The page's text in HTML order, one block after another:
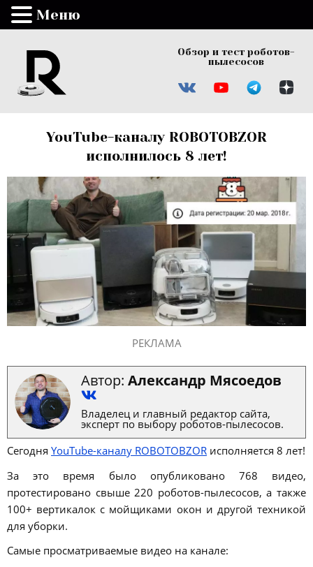
Обзор и тест роботов-
пылесосов
YouTube-каналу ROBOTOBZOR
исполнилось 8 лет!
РЕКЛАМА
Автор: Александр Мясоедов
Владелец и главный редактор сайта,
эксперт по выбору роботов-пылесосов.
Сегодня YouTube-каналу ROBOTOBZOR исполняется 8 лет!
За это время было опубликовано 768 видео,
протестировано свыше 220 роботов-пылесосов, а также
100+ вертикалок с мойщиками окон и другой техникой
для уборки.
Самые просматриваемые видео на канале:
Меню